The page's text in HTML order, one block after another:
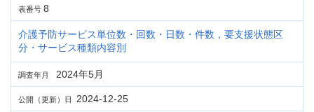
表番号 8
介護予防サービス単位数・回数・日数・件数，要支援状態区
分・サービス種類内容別
調査年月 2024年5月
公開（更新）日 2024-12-25